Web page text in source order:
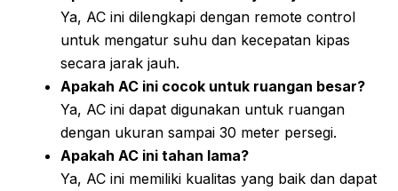
Ya, AC ini dilengkapi dengan remote control
untuk mengatur suhu dan kecepatan kipas
secara jarak jauh.
Apakah AC ini cocok untuk ruangan besar?
Ya, AC ini dapat digunakan untuk ruangan
dengan ukuran sampai 30 meter persegi.
Apakah AC ini tahan lama?
Ya, AC ini memiliki kualitas yang baik dan dapat